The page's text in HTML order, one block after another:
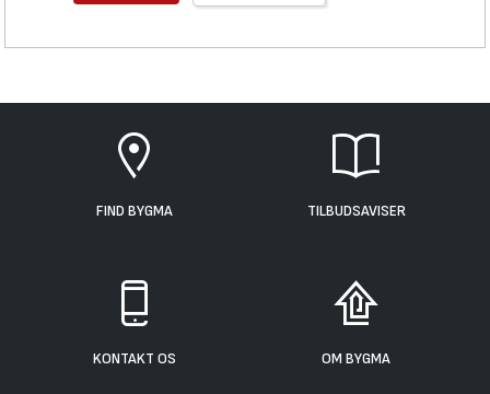
FIND BYGMA TILBUDSAVISER
KONTAKT OS OM BYGMA